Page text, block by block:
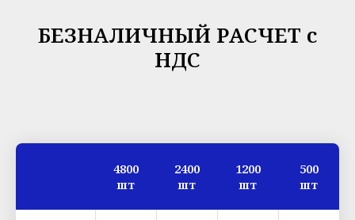
БЕЗНАЛИЧНЫЙ РАСЧЕТ с
НДС
4800
шт
2400
шт
1200
шт
500
шт